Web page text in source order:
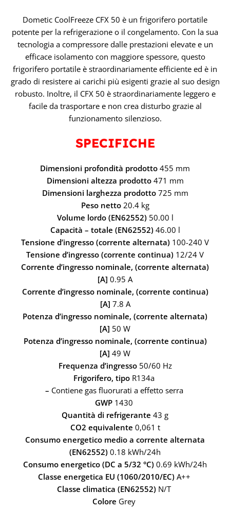
Dometic CoolFreeze CFX 50 è un frigorifero portatile
potente per la refrigerazione o il congelamento. Con la sua
tecnologia a compressore dalle prestazioni elevate e un
efficace isolamento con maggiore spessore, questo
frigorifero portatile è straordinariamente efficiente ed è in
grado di resistere ai carichi più esigenti grazie al suo design
robusto. Inoltre, il CFX 50 è straordinariamente leggero e
facile da trasportare e non crea disturbo grazie al
funzionamento silenzioso.
SPECIFICHE
Dimensioni profondità prodotto 455 mm
Dimensioni altezza prodotto471 mm
Dimensioni larghezza prodotto725 mm
Peso netto20.4 kg
Volume lordo (EN62552)50.00 l
Capacità – totale (EN62552)46.00 l
Tensione d’ingresso (corrente alternata) 100-240 V
Tensione d’ingresso (corrente continua) 12/24 V
Corrente d’ingresso nominale, (corrente alternata)
[A] 0.95 A
Corrente d’ingresso nominale, (corrente continua)
[A] 7.8 A
Potenza d’ingresso nominale, (corrente alternata)
[A] 50 W
Potenza d’ingresso nominale, (corrente continua)
[A] 49 W
Frequenza d’ingresso50/60 Hz
Frigorifero, tipo R134a
– Contiene gas fluorurati a effetto serra
GWP 1430
Quantità di refrigerante 43 g
CO2 equivalente 0,061 t
Consumo energetico medio a corrente alternata
(EN62552) 0.18 kWh/24h
Consumo energetico (DC a 5/32 °C) 0.69 kWh/24h
Classe energetica EU (1060/2010/EC)A++
Classe climatica (EN62552) N/T
Colore Grey